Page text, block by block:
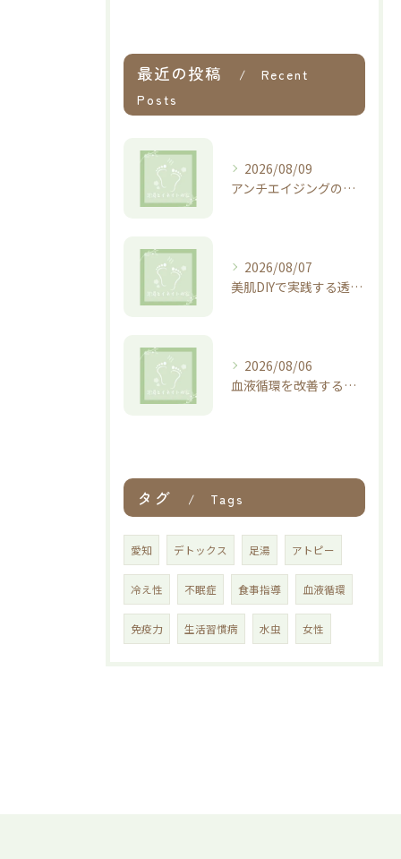
最近の投稿
Recent
Posts
2026/08/09
アンチエイジングの予防で若さを維持する最新習慣と実践ポイント
2026/08/07
美肌DIYで実践する透明感ケアと食事習慣の見直し術
2026/08/06
血液循環を改善するストレッチの始め方と毎日続けやすい安全な実践ポイント
タグ Tags
愛知 デトックス 足湯 アトピー
冷え性 不眠症 食事指導 血液循環
免疫力 生活習慣病 水虫 女性